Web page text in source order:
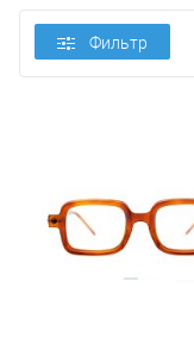
Цена
Назначение / Пол
Фильтр